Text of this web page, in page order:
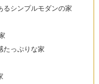
るシンプルモダンの家
たっぷりな家